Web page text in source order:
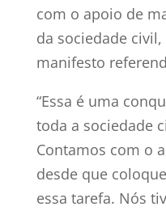
com o apoio de
da sociedade
manifesto
“Essa é uma
toda a sociedade
Contamos com o
desde que
essa tarefa. Nós